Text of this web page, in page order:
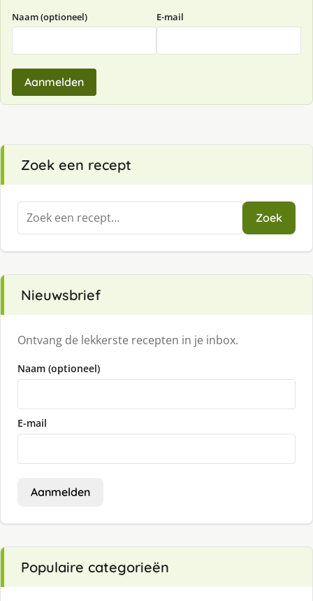
Naam (optioneel) E-mail
Aanmelden
Zoek een recept
Zoeken
naar:
Zoek
Nieuwsbrief
Ontvang de lekkerste recepten in je inbox.
Naam (optioneel)
E-mail
Aanmelden
Populaire categorieën